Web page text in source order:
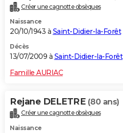
Créer une cagnotte obsèques
Naissance
20/10/1943 à Saint-Didier-la-Forêt
Décès
13/07/2009 à Saint-Didier-la-Forêt
Famille AURIAC
Rejane DELETRE (80 ans)
Créer une cagnotte obsèques
Naissance